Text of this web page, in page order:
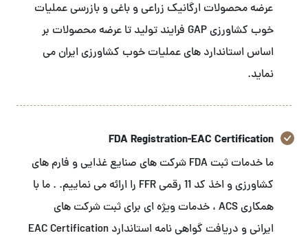
عرضه محصولات ارگانیک زراعی و باغی و بازرسی عملیات
خوب کشاورزی GAP فرایند تولید تا عرضه محصولات بر
اساس استاندارد های عملیات خوب کشاورزی ایران می
نماید.
FDA Registration-EAC Certification
ما خدمات ثبت FDA شرکت های صنایع غذایی و فارم های
کشاورزی و اخذ کد 11 رقمی FFR را ارائه می نماییم. . ما با
همکاری ACS ، خدمات ویژه ای برای ثبت شرکت های
ایرانی و دریافت گواهی نامه استاندارد EAC Certification